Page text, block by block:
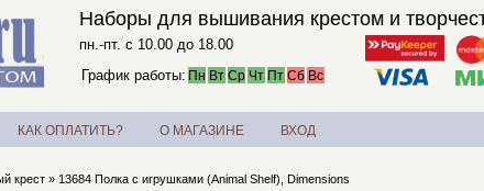
Наборы для вышивания крестом и
пн.-пт. с 10.00 до 18.00
График работы: Пн Вт Ср Чт Пт Сб Вс
КАК ОПЛАТИТЬ? О МАГАЗИНЕ ВХОД
крест» 13684 Полка с игрушками (Animal Shelf), Dimensions